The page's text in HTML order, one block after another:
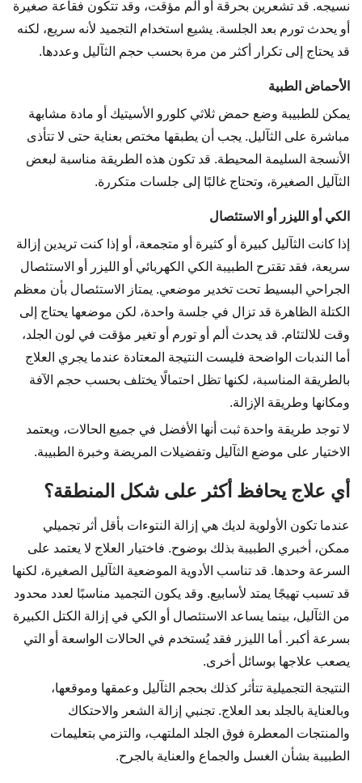
نسيجه. قد تشعرين بحرقة أو ألم مؤقت، وقد تتكون فقاعة صغيرة
أو يحدث تورم بعد الجلسة. يشيع استخدام التجميد لأنه سريع، لكنه
قد يحتاج إلى تكرار أكثر من مرة بحسب حجم الثآليل وعددها.
الأحماض الطبية
يمكن للطبيبة وضع حمض ثلاثي كلورو الأسيتيك أو مادة مشابهة
مباشرة على الثآليل. يجب أن يطبقها مختص بعناية حتى لا تتأذى
الأنسجة السليمة المحيطة. قد تكون هذه الطريقة مناسبة لبعض
الثآليل الصغيرة، وتحتاج غالبًا إلى جلسات متكررة.
الكي أو الليزر أو الاستئصال
إذا كانت الثآليل كبيرة أو كثيرة أو متجمعة، أو إذا كنت تريدين إزالة
سريعة، فقد تقترح الطبيبة الكي الكهربائي أو الليزر أو الاستئصال
الجراحي البسيط تحت تخدير موضعي. يمتاز الاستئصال بأن معظم
الكتلة الظاهرة قد تزال في جلسة واحدة، لكن موضعها يحتاج إلى
وقت للالتئام. قد يحدث ألم أو تورم أو تغير مؤقت في لون الجلد،
أما الندبات الواضحة فليست النتيجة المعتادة عندما يجري العلاج
بالطريقة المناسبة، لكنها تظل احتمالًا يختلف بحسب حجم الآفة
ومكانها وطريقة الإزالة.
لا توجد طريقة واحدة ثبت أنها الأفضل في جميع الحالات، ويعتمد
الاختيار على موضع الثآليل وتفضيلات المريضة وخبرة الطبيبة.
أي علاج يحافظ أكثر على شكل المنطقة؟
عندما تكون الأولوية لديك هي إزالة النتوءات بأقل أثر تجميلي
ممكن، أخبري الطبيبة بذلك بوضوح. فاختيار العلاج لا يعتمد على
السرعة وحدها. قد تناسب الأدوية الموضعية الثآليل الصغيرة، لكنها
قد تسبب تهيجًا يمتد لأسابيع. وقد يكون التجميد مناسبًا لعدد محدود
من الثآليل، بينما يساعد الاستئصال أو الكي في إزالة الكتل الكبيرة
بسرعة أكبر. أما الليزر فقد يُستخدم في الحالات الواسعة أو التي
يصعب علاجها بوسائل أخرى.
النتيجة التجميلية تتأثر كذلك بحجم الثآليل وعمقها وموقعها،
وبالعناية بالجلد بعد العلاج. تجنبي إزالة الشعر والاحتكاك
والمنتجات المعطرة فوق الجلد الملتهب، والتزمي بتعليمات
الطبيبة بشأن الغسل والجماع والعناية بالجرح.